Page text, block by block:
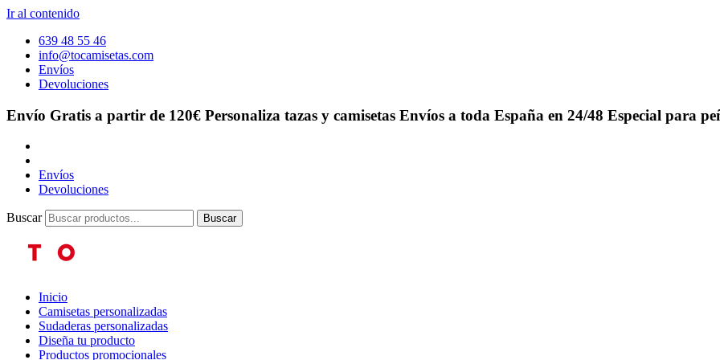
Ir al contenido
639 48 55 46
info@tocamisetas.com
Envíos
Devoluciones
Envío Gratis a partir de 120€ Personaliza tazas y camisetas Envíos a toda España en 24/48 Especial para
Envíos
Devoluciones
Buscar Buscar
Inicio
Camisetas personalizadas
Sudaderas personalizadas
Diseña tu producto
Productos promocionales